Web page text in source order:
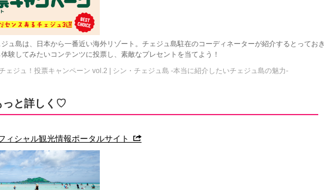
ュ島は、日本から一番近い海外リゾート。チェジュ島駐在のコーディネーターが紹介するとっておき
験してみたいコンテンツに投票し、素敵なプレセントを当てよう！
ェジュ！投票キャンペーン vol.2 | シン・チェジュ島 -本当に紹介したいチェジュ島の魅力-
っと詳しく♡
ィシャル観光情報ポータルサイト